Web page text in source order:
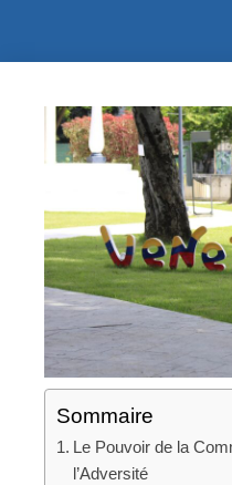
Sommaire
Le Pouvoir de la
l’Adversité